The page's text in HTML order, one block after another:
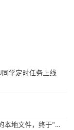
学定时任务上线
重磅更新！小U同学「全局知识库」上线：你的本地文件，终于"活"起来了